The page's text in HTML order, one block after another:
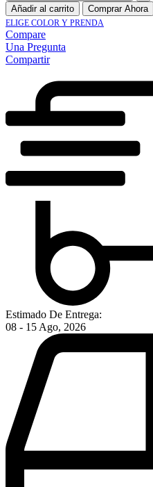
Añadir al carrito
Comprar Ahora
ELIGE COLOR Y PRENDA
Compare
Una Pregunta
Compartir
Estimado De Entrega:
08 - 15 Ago, 2026